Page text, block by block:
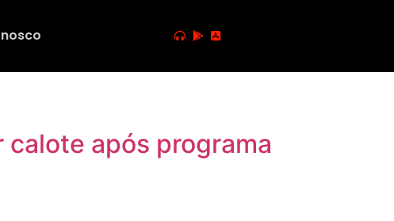
após programa